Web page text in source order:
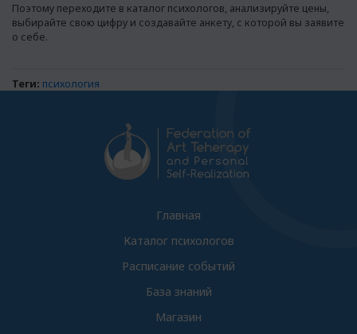
Поэтому переходите в каталог психологов, анализируйте цены,
выбирайте свою цифру и создавайте анкету, с которой вы заявите
о себе.
Теги: психология
Главная
Каталог психологов
Расписание событий
База знаний
Магазин